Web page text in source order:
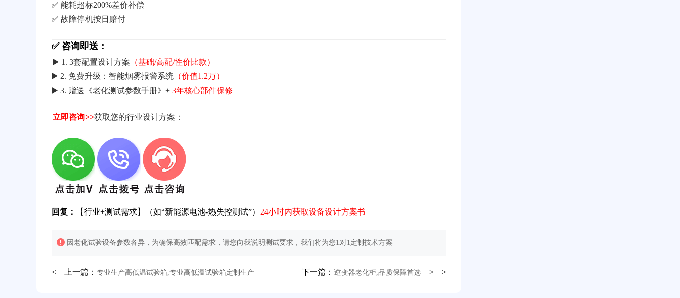
✅ 能耗超标200%差价补偿
✅ 故障停机按日赔付
✅ 咨询即送：
▶️ 1. 3套配置设计方案 （基础/高配/性价比款）
▶️ 2. 免费升级：智能烟雾报警系统 （价值1.2万）
▶️ 3. 赠送《老化测试参数手册》+ 3年核心部件保修
立即咨询>>获取您的行业设计方案：
回复： 【行业+测试需求】（如“新能源电池-热失控测试”） 24小时内获取设备设计方案书
因老化试验设备参数各异，为确保高效匹配需求，请您向我说明测试要求，我们将为您1对1定制技术方案
< 上一篇： 专业生产高低温试验箱,专业高低温试验箱定制生产 下一篇： 逆变器老化柜,品质保障首选 > >